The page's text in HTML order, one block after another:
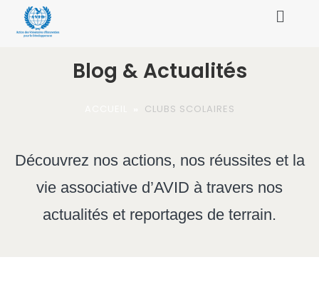
Blog & Actualités
CLUBS SCOLAIRES
Découvrez nos actions, nos réussites et la
vie associative d’AVID à travers nos
actualités et reportages de terrain.